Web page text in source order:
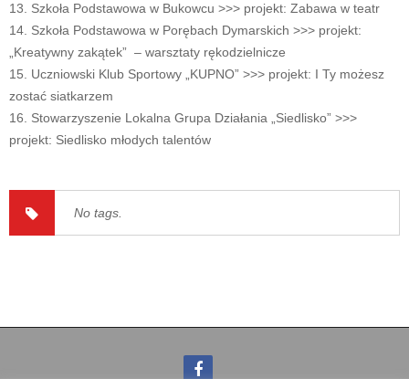
13. Szkoła Podstawowa w Bukowcu >>> projekt: Zabawa w teatr
14. Szkoła Podstawowa w Porębach Dymarskich >>> projekt:
„Kreatywny zakątek” – warsztaty rękodzielnicze
15. Uczniowski Klub Sportowy „KUPNO” >>> projekt: I Ty możesz
zostać siatkarzem
16. Stowarzyszenie Lokalna Grupa Działania „Siedlisko” >>>
projekt: Siedlisko młodych talentów
No tags.